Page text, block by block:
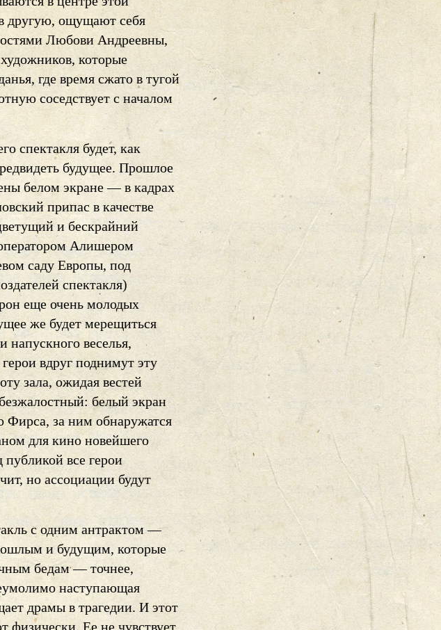
другую, ощущают себя
Любови Андреевны,
которые
где время сжато в тугой
соседствует с началом
спектакля будет, как
будущее. Прошлое
белом экране — в кадрах
припас в качестве
и бескрайний
Алишером
саду Европы, под
спектакля)
еще очень молодых
же будет мерещиться
напускного веселья,
вдруг поднимут эту
зала, ожидая вестей
белый экран
Фирса, за ним обнаружатся
для кино новейшего
все герои
но ассоциации будут
с одним антрактом —
и будущим, которые
бедам — точнее,
наступающая
драмы в трагедии. И этот
Ее не чувствует